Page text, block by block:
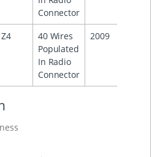
Connector
Z4
40 Wires
Populated
In Radio
Connector
2009